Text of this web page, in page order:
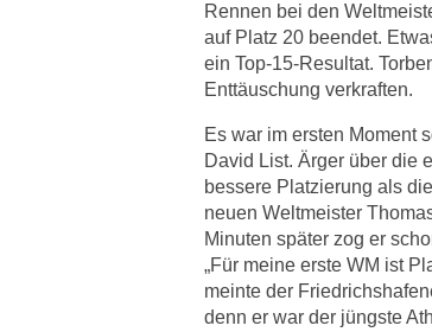
Rennen bei den
auf Platz 20 beendet.
ein Top-15-Resultat.
Enttäuschung verkraften.
Es war im ersten Moment
David List. Ärger über die
bessere Platzierung als
neuen Weltmeister
Minuten später zog er
„Für meine erste WM ist
meinte der
denn er war der jüngste